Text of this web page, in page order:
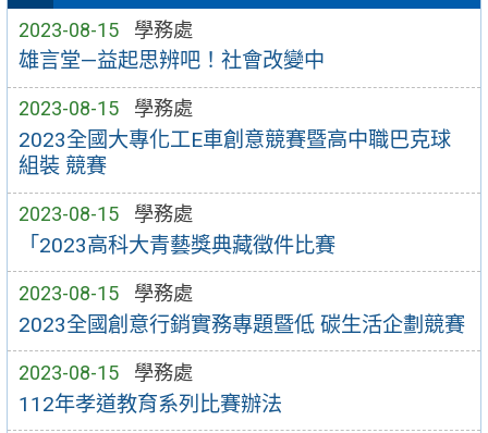
2023-08-15 學務處
雄言堂—益起思辨吧！社會改變中
2023-08-15 學務處
2023全國大專化工E車創意競賽暨高中職巴克球
組裝 競賽
2023-08-15 學務處
「2023高科大青藝獎典藏徵件比賽
2023-08-15 學務處
2023全國創意行銷實務專題暨低 碳生活企劃競賽
2023-08-15 學務處
112年孝道教育系列比賽辦法